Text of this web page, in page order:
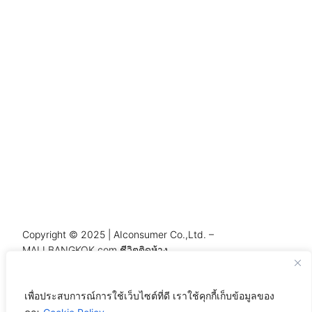
เพื่อประสบการณ์การใช้เว็บไซต์ที่ดี เราใช้คุกกี้เก็บข้อมูลของ
Copyright © 2025 | AIconsumer Co.,Ltd. –
MALLBANGKOK.com ชีวิตติดห้าง